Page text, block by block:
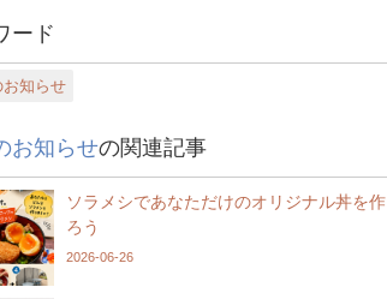
ード
お知らせ
お知らせの関連記事
ソラメシであなただけのオリジナル丼を作
ろう
2026-06-26